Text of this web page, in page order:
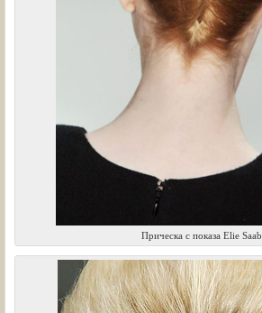
Прическа с показа Elie Saab